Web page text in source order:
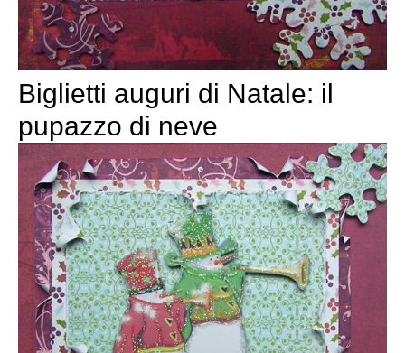
Biglietti auguri di Natale: il
pupazzo di neve